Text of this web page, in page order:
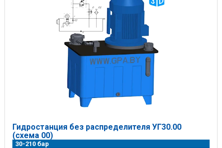
Гидростанция без распределителя УГ30.00
(схема 00)
30-210 бар